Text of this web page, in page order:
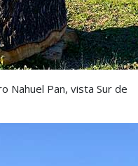
Nahuel Pan, vista Sur de